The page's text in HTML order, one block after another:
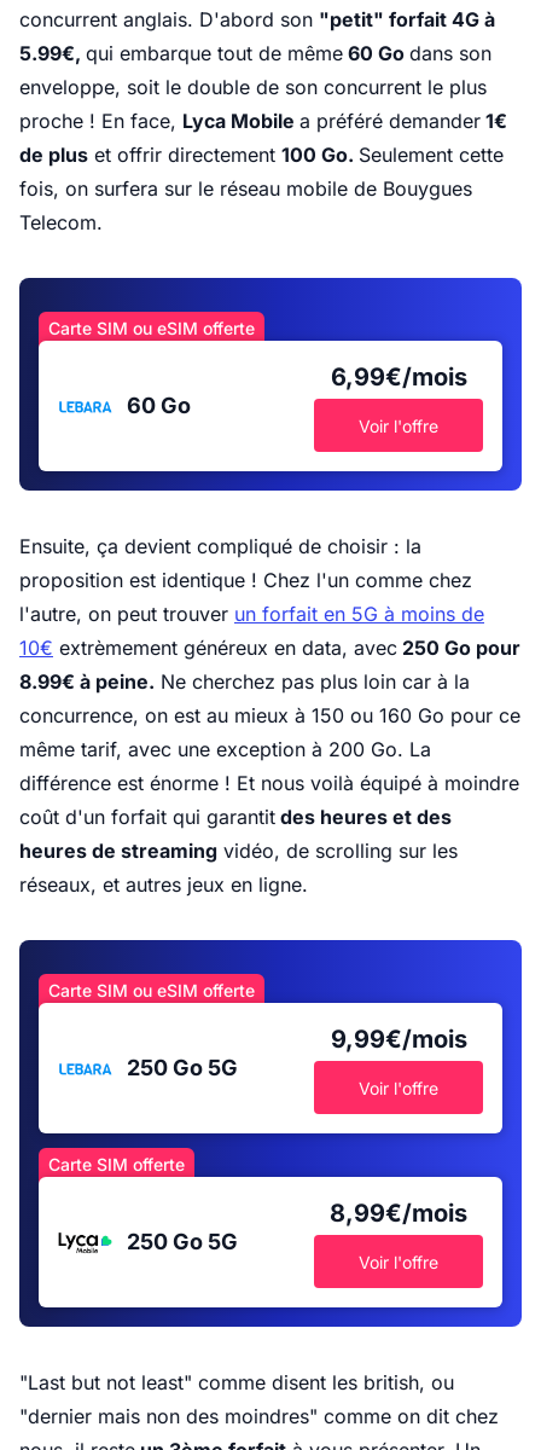
concurrent anglais. D'abord son "petit" forfait 4G à
5.99€, qui embarque tout de même 60 Go dans son
enveloppe, soit le double de son concurrent le plus
proche ! En face, Lyca Mobile a préféré demander 1€
de plus et offrir directement 100 Go. Seulement cette
fois, on surfera sur le réseau mobile de Bouygues
Telecom.
Carte SIM ou eSIM offerte
60 Go
6,99€/mois
Voir l'offre
Ensuite, ça devient compliqué de choisir : la
proposition est identique ! Chez l'un comme chez
l'autre, on peut trouver un forfait en 5G à moins de
10€ extrèmement généreux en data, avec 250 Go pour
8.99€ à peine. Ne cherchez pas plus loin car à la
concurrence, on est au mieux à 150 ou 160 Go pour ce
même tarif, avec une exception à 200 Go. La
différence est énorme ! Et nous voilà équipé à moindre
coût d'un forfait qui garantit des heures et des
heures de streaming vidéo, de scrolling sur les
réseaux, et autres jeux en ligne.
Carte SIM ou eSIM offerte
250 Go 5G
9,99€/mois
Voir l'offre
Carte SIM offerte
250 Go 5G
8,99€/mois
Voir l'offre
"Last but not least" comme disent les british, ou
"dernier mais non des moindres" comme on dit chez